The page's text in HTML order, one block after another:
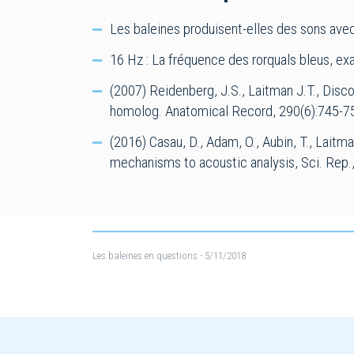
Les baleines produisent-elles des sons
16 Hz : La fréquence des rorquals bleus,
(2007) Reidenberg, J.S., Laitman J.T.,
homolog. Anatomical Record, 290(6):745-
(2016) Casau, D., Adam, O., Aubin, T.,
mechanisms to acoustic analysis, Sci.
Les baleines en questions - 5/11/2018